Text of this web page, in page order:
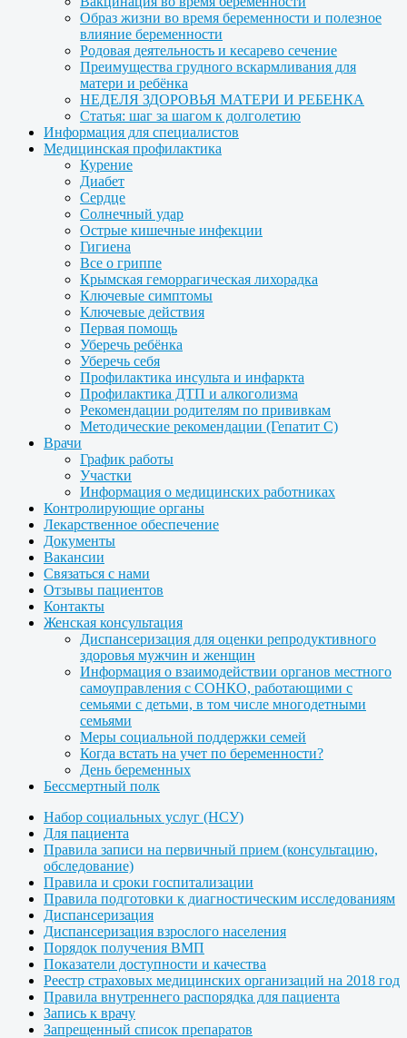
Образ жизни во время беременности и полезное
влияние беременности
Родовая деятельность и кесарево сечение
Преимущества грудного вскармливания для
матери и ребёнка
НЕДЕЛЯ ЗДОРОВЬЯ МАТЕРИ И РЕБЕНКА
Статья: шаг за шагом к долголетию
Информация для специалистов
Медицинская профилактика
Курение
Диабет
Сердце
Солнечный удар
Острые кишечные инфекции
Гигиена
Все о гриппе
Крымская геморрагическая лихорадка
Ключевые симптомы
Ключевые действия
Первая помощь
Уберечь ребёнка
Уберечь себя
Профилактика инсульта и инфаркта
Профилактика ДТП и алкоголизма
Рекомендации родителям по прививкам
Методические рекомендации (Гепатит С)
Врачи
График работы
Участки
Информация о медицинских работниках
Контролирующие органы
Лекарственное обеспечение
Документы
Вакансии
Связаться с нами
Отзывы пациентов
Контакты
Женская консультация
Диспансеризация для оценки репродуктивного
здоровья мужчин и женщин
Информация о взаимодействии органов местного
самоуправления с СОНКО, работающими с
семьями с детьми, в том числе многодетными
семьями
Меры социальной поддержки семей
Когда встать на учет по беременности?
День беременных
Бессмертный полк
Набор социальных услуг (НСУ)
Для пациента
Правила записи на первичный прием (консультацию,
обследование)
Правила и сроки госпитализации
Правила подготовки к диагностическим исследованиям
Диспансеризация
Диспансеризация взрослого населения
Порядок получения ВМП
Показатели доступности и качества
Реестр страховых медицинских организаций на 2018 год
Правила внутреннего распорядка для пациента
Запись к врачу
Запрещенный список препаратов